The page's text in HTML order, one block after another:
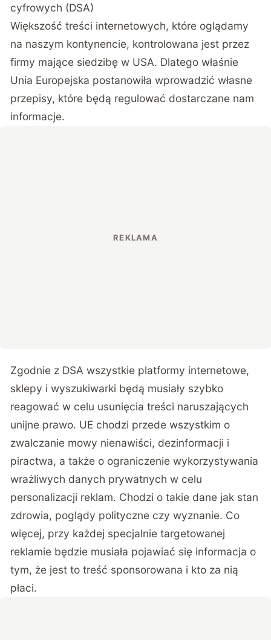
cyfrowych (DSA)
Większość treści internetowych, które oglądamy
na naszym kontynencie, kontrolowana jest przez
firmy mające siedzibę w USA. Dlatego właśnie
Unia Europejska postanowiła wprowadzić własne
przepisy, które będą regulować dostarczane nam
informacje.
Zgodnie z DSA wszystkie platformy internetowe,
sklepy i wyszukiwarki będą musiały szybko
reagować w celu usunięcia treści naruszających
unijne prawo. UE chodzi przede wszystkim o
zwalczanie mowy nienawiści, dezinformacji i
piractwa, a także o ograniczenie wykorzystywania
wrażliwych danych prywatnych w celu
personalizacji reklam. Chodzi o takie dane jak stan
zdrowia, poglądy polityczne czy wyznanie. Co
więcej, przy każdej specjalnie targetowanej
reklamie będzie musiała pojawiać się informacja o
tym, że jest to treść sponsorowana i kto za nią
płaci.